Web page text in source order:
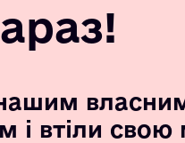
і втіли свою